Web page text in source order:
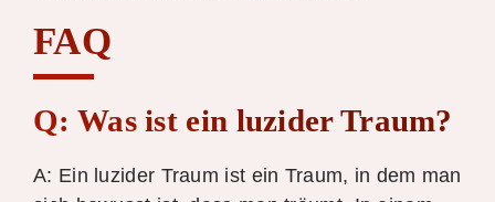
FAQ
Q: Was ist ein luzider Traum?
A: Ein luzider Traum ist ein Traum, in dem man